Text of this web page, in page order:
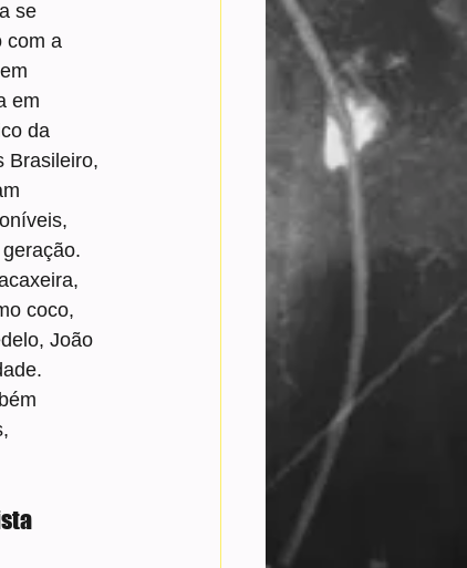
se
com a
em
da
Brasileiro,
coco,
João